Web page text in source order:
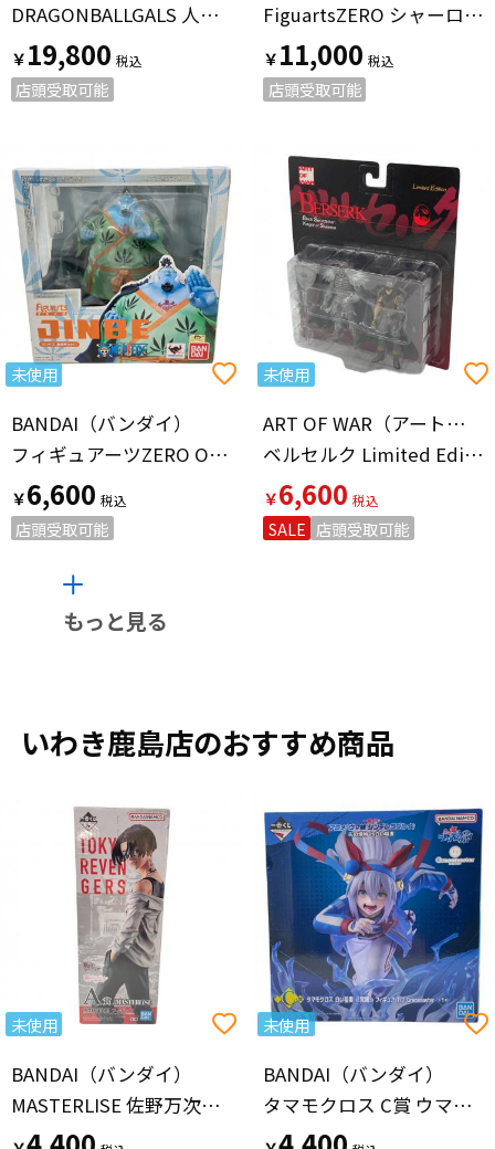
DRAGONBALLGALS 人造人間18号 Ver.Ⅱ
￥19,800
店頭受取可能
FiguartsZERO シャーロットリンリン 花魁おリン 鬼ヶ島怪物決戦 ONE PIECE ゼウス欠品
￥11,000
店頭受取可能
未使用
BANDAI（バンダイ）
フィギュアーツZERO ONE PIECE ジンベエ（新世界Ver.） フィギュア
￥6,600
店頭受取可能
未使用
ART OF WAR（アートオブウォー）
ベルセルク Limited Edition フィギュア 黒い剣士(ガッツ)＆髑髏の騎士
￥6,600
SALE 店頭受取可能
もっと見る
いわき鹿島店のおすすめ商品
未使用
BANDAI（バンダイ）
MASTERLISE 佐野万次郎 フィギュア A賞 聖夜決戦編 part2 一番くじ
未使用
BANDAI（バンダイ）
タマモクロス C賞 ウマ娘 シンデレラグレイ 灰の怪物vs白い稲妻 Qposket